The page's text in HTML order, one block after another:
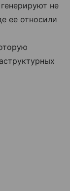
не
ее относили